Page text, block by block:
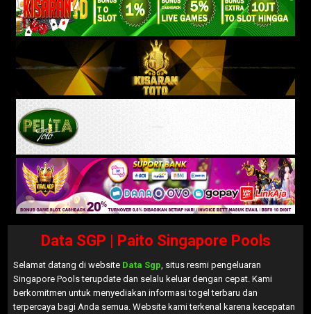
Data SGP | Paito Singapore Pools
Selamat datang di website Data Sgp , situs resmi pengeluaran
Singapore Pools terupdate dan selalu keluar dengan cepat. Kami
berkomitmen untuk menyediakan informasi togel terbaru dan
terpercaya bagi Anda semua. Website kami terkenal karena kecepatan